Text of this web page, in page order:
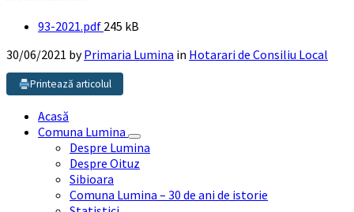
93-2021.pdf File
245 kB
30/06/2021 byPrimaria Lumina in Hotarari de Consiliu Local
Printează articolul
Acasă
Comuna Lumina
Despre Lumina
Despre Oituz
Sibioara
Comuna Lumina – 30 de ani de istorie